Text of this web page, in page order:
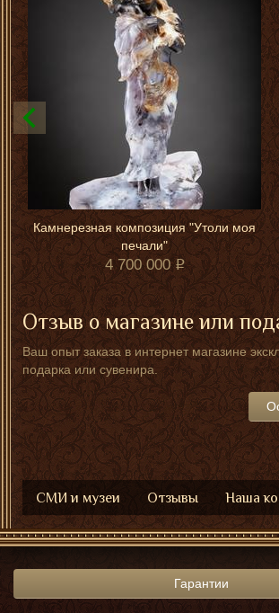
Камнерезная композиция "Утоли моя
печали"
4 700 000
Отзыв о магазине или
Ваш опыт заказа в интернет магазине
подарка или сувенира.
СМИ и музеи Отзывы Наша
Гарантии